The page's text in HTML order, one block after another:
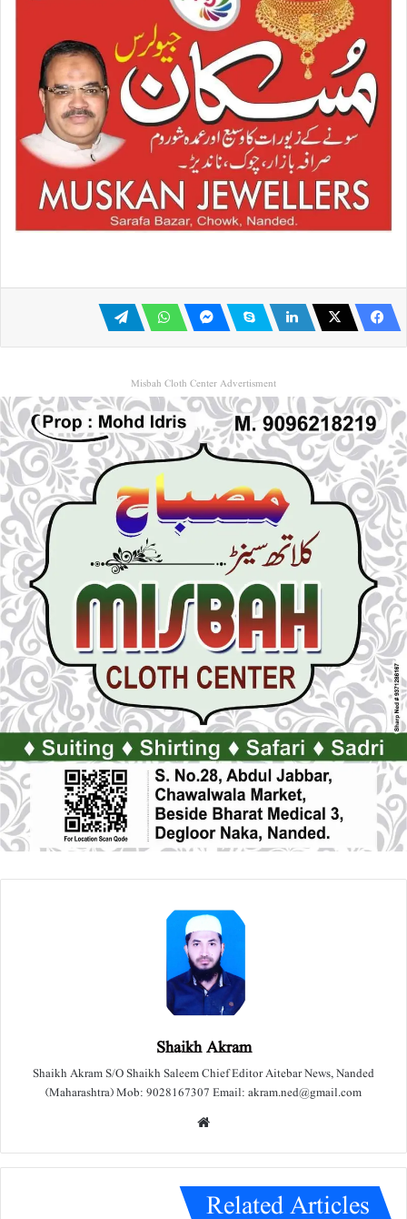
Misbah Cloth Center Advertisment
Shaikh Akram
Shaikh Akram S/O Shaikh Saleem Chief Editor Aitebar News, Nanded
(Maharashtra) Mob: 9028167307 Email: akram.ned@gmail.com
e
Related Articles